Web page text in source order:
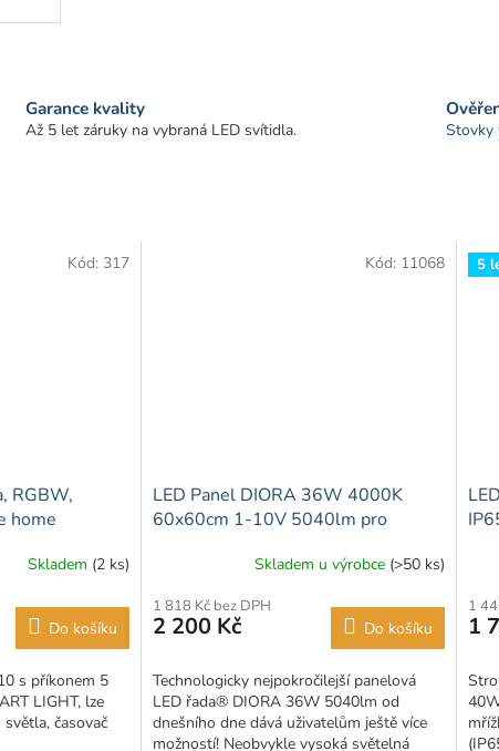
Garance kvality
Až 5 let záruky na vybraná LED svítidla. Stovky
RGBW,
home
Skladem (2 ks)
Do košíku
s příkonem 5
LIGHT, lze
časovač
Kód: 317
LED Panel DIORA 36W 4000K
60x60cm 1-10V 5040lm pro
Skladem u výrobce (>50 ks)
1 818 Kč bez DPH
2 200 Kč Do košíku
Technologicky nejpokročilejší panelová
LED řada® DIORA 36W 5040lm od
dnešního dne dává uživatelům ještě více
možností! Neobvykle vysoká světelná
Kód: 11068 5
1
1